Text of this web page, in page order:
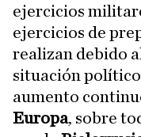
ejercicios
ejercicios de
realizan debido
situación
aumento
Europa, sobre